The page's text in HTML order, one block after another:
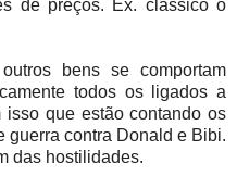
de preços. Ex. clássico o
bens se comportam
todos os ligados a
que estão contando os
guerra contra Donald e Bibi.
das hostilidades.